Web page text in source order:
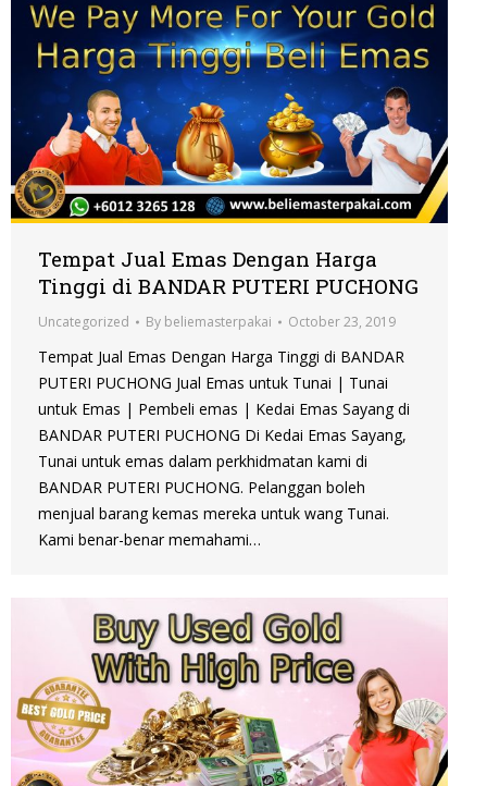
Tempat Jual Emas Dengan Harga
Tinggi di BANDAR PUTERI PUCHONG
Uncategorized By beliemasterpakai October 23, 2019
Tempat Jual Emas Dengan Harga Tinggi di BANDAR
PUTERI PUCHONG Jual Emas untuk Tunai | Tunai
untuk Emas | Pembeli emas | Kedai Emas Sayang di
BANDAR PUTERI PUCHONG Di Kedai Emas Sayang,
Tunai untuk emas dalam perkhidmatan kami di
BANDAR PUTERI PUCHONG. Pelanggan boleh
menjual barang kemas mereka untuk wang Tunai.
Kami benar-benar memahami…